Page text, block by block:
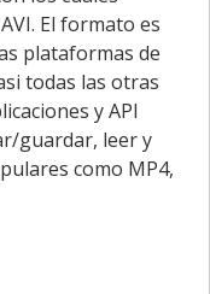
El formato es
plataformas de
todas las otras
y API
guardar, leer y
como MP4,